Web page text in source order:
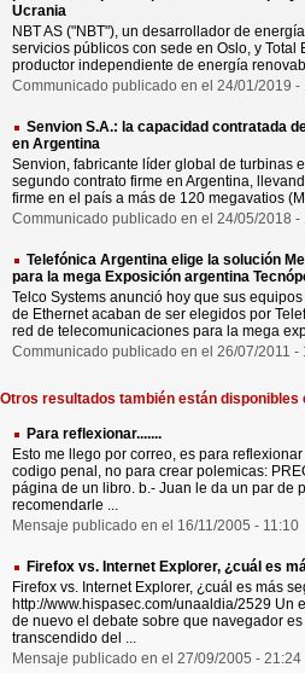
Ucrania
NBT AS ("NBT"), un desarrollador de
servicios públicos con sede en Oslo, y Total
productor independiente de energía
Communicado publicado en el 24/01/2019 -
Senvion S.A.: la capacidad contratada
en Argentina
Senvion, fabricante líder global de turbinas
segundo contrato firme en Argentina,
firme en el país a más de 120 megavatios
Communicado publicado en el 24/05/2018 -
Telefónica Argentina elige la solución
para la mega Exposición argentina
Telco Systems anunció hoy que sus
de Ethernet acaban de ser elegidos por
red de telecomunicaciones para la mega
Communicado publicado en el 26/07/2011 -
Otros resultados también están disponibles
Para reflexionar.......
Esto me llego por correo, es para
codigo penal, no para crear polemicas:
página de un libro. b.- Juan le da un par de
recomendarle ...
Mensaje publicado en el 16/11/2005 - 11:10
Firefox vs. Internet Explorer, ¿cuál es
Firefox vs. Internet Explorer, ¿cuál es más
http://www.hispasec.com/unaaldia/2529 Un
de nuevo el debate sobre que navegador
transcendido del ...
Mensaje publicado en el 27/09/2005 - 21:24